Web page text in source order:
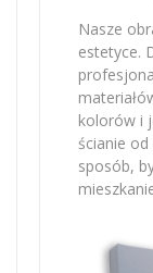
Nasze
estetyce.
kolorów i
ścianie
sposób,